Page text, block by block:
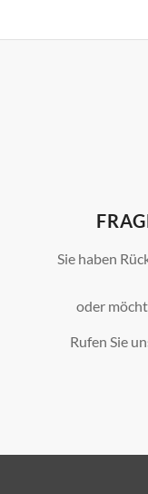
Sie haben
oder
Rufen Sie